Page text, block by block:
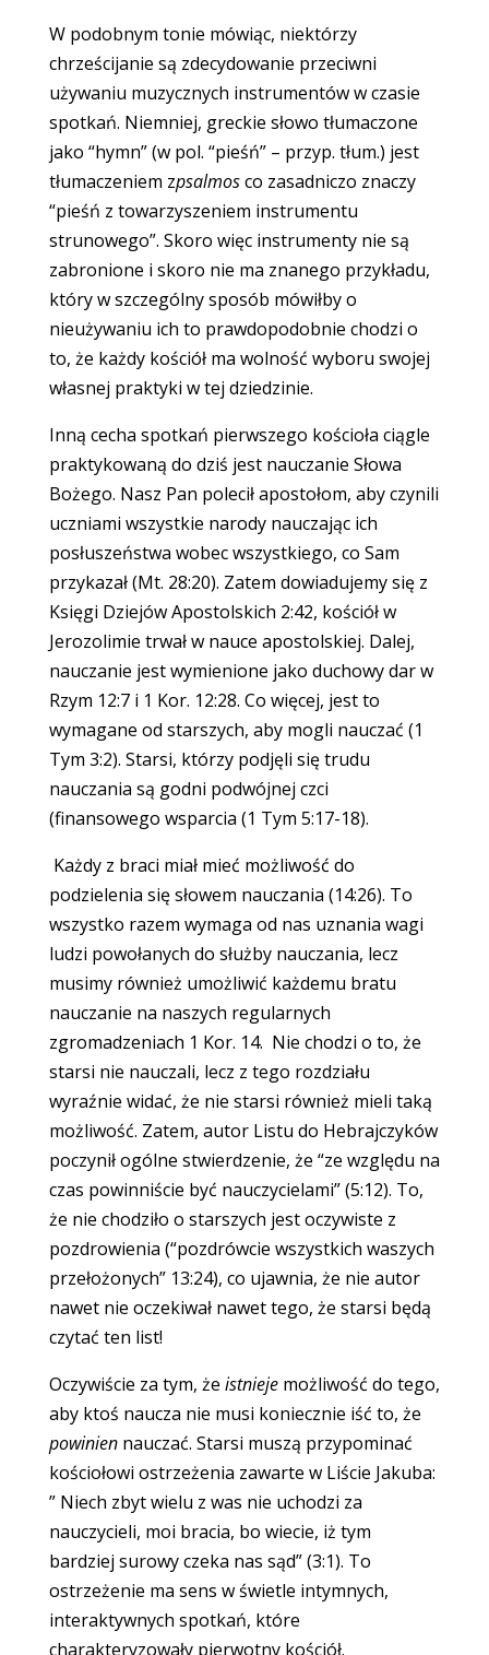
W podobnym tonie mówiąc, niektórzy
chrześcijanie są zdecydowanie przeciwni
używaniu muzycznych instrumentów w czasie
spotkań. Niemniej, greckie słowo tłumaczone
jako “hymn” (w pol. “pieśń” – przyp. tłum.) jest
tłumaczeniem zpsalmosco zasadniczo znaczy
“pieśń z towarzyszeniem instrumentu
strunowego”. Skoro więc instrumenty nie są
zabronione i skoro nie ma znanego przykładu,
który w szczególny sposób mówiłby o
nieużywaniu ich to prawdopodobnie chodzi o
to, że każdy kościół ma wolność wyboru swojej
własnej praktyki w tej dziedzinie.
Inną cecha spotkań pierwszego kościoła ciągle
praktykowaną do dziś jest nauczanie Słowa
Bożego. Nasz Pan polecił apostołom, aby czynili
uczniami wszystkie narody nauczając ich
posłuszeństwa wobec wszystkiego, co Sam
przykazał (Mt. 28:20). Zatem dowiadujemy się z
Księgi Dziejów Apostolskich 2:42, kościół w
Jerozolimie trwał w nauce apostolskiej. Dalej,
nauczanie jest wymienione jako duchowy dar w
Rzym 12:7 i 1 Kor. 12:28. Co więcej, jest to
wymagane od starszych, aby mogli nauczać (1
Tym 3:2). Starsi, którzy podjęli się trudu
nauczania są godni podwójnej czci
(finansowego wsparcia (1 Tym 5:17-18).
Każdy z braci miał mieć możliwość do
podzielenia się słowem nauczania (14:26). To
wszystko razem wymaga od nas uznania wagi
ludzi powołanych do służby nauczania, lecz
musimy również umożliwić każdemu bratu
nauczanie na naszych regularnych
zgromadzeniach 1 Kor. 14. Nie chodzi o to, że
starsi nie nauczali, lecz z tego rozdziału
wyraźnie widać, że nie starsi również mieli taką
możliwość. Zatem, autor Listu do Hebrajczyków
poczynił ogólne stwierdzenie, że “ze względu na
czas powinniście być nauczycielami” (5:12). To,
że nie chodziło o starszych jest oczywiste z
pozdrowienia (“pozdrówcie wszystkich waszych
przełożonych” 13:24), co ujawnia, że nie autor
nawet nie oczekiwał nawet tego, że starsi będą
czytać ten list!
Oczywiście za tym, że istniejemożliwość do tego,
aby ktoś naucza nie musi koniecznie iść to, że
powiniennauczać. Starsi muszą przypominać
kościołowi ostrzeżenia zawarte w Liście Jakuba:
” Niech zbyt wielu z was nie uchodzi za
nauczycieli, moi bracia, bo wiecie, iż tym
bardziej surowy czeka nas sąd” (3:1). To
ostrzeżenie ma sens w świetle intymnych,
interaktywnych spotkań, które
charakteryzowały pierwotny kościół.